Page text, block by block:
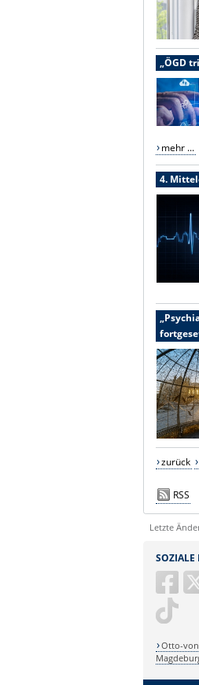
„ÖGD
mehr ...
4.
zurück
RSS
Letzte
SOZIALE
Otto-